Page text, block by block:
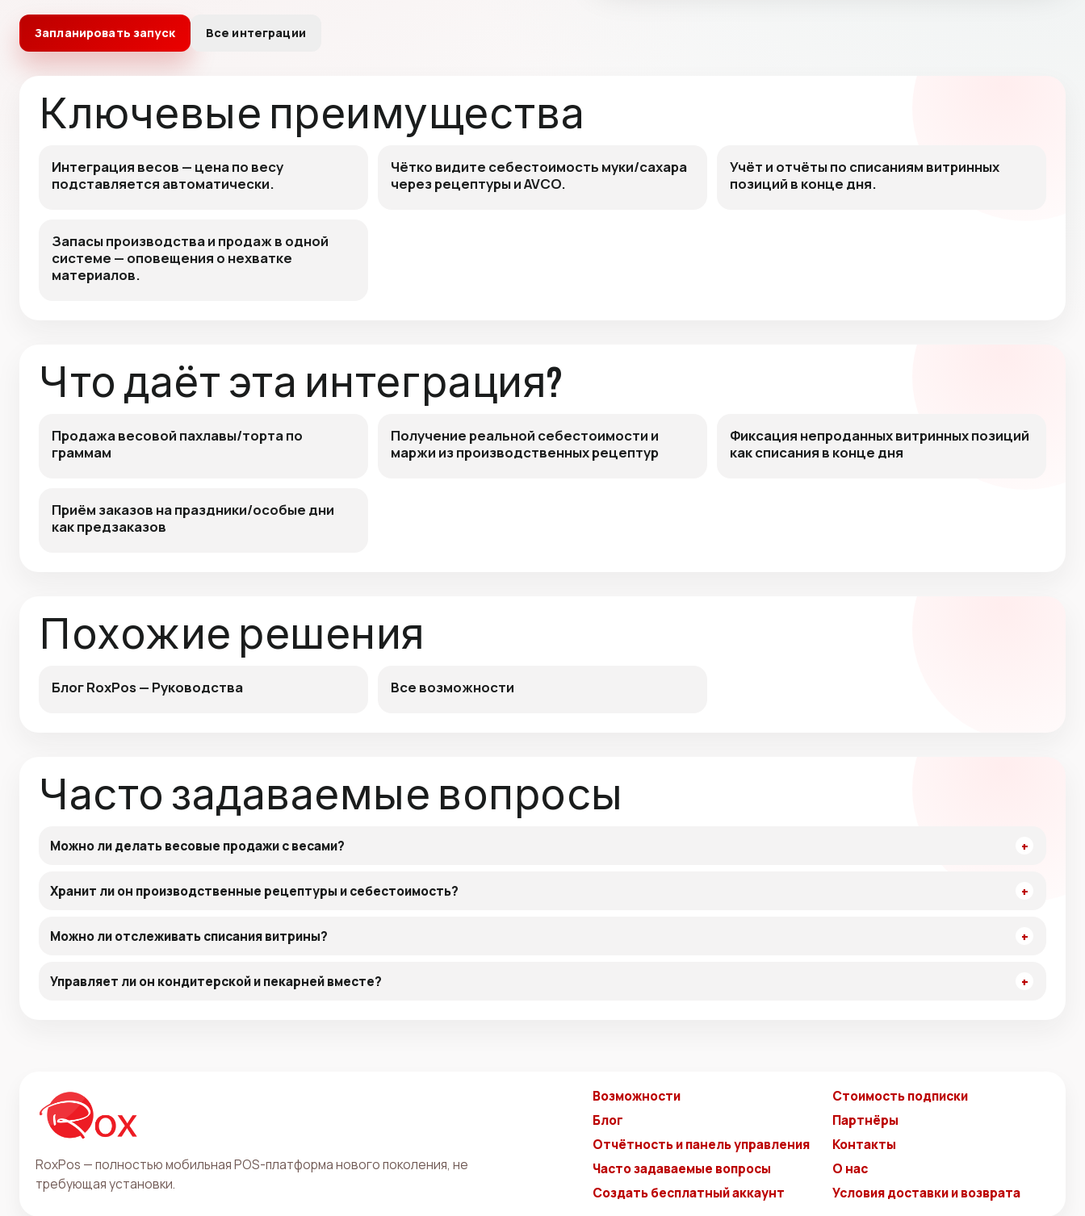
Запланировать запуск Все интеграции
Ключевые преимущества
Интеграция весов — цена по весу
подставляется автоматически.
Чётко видите себестоимость муки/сахара
через рецептуры и AVCO.
Учёт и отчёты по списаниям витринных
позиций в конце дня.
Запасы производства и продаж в одной
системе — оповещения о нехватке
материалов.
Что даёт эта интеграция?
Продажа весовой пахлавы/торта по
граммам
Получение реальной себестоимости и
маржи из производственных рецептур
Фиксация непроданных витринных позиций
как списания в конце дня
Приём заказов на праздники/особые дни
как предзаказов
Похожие решения
Блог RoxPos — Руководства Все возможности
Часто задаваемые вопросы
Можно ли делать весовые продажи с весами?
Хранит ли он производственные рецептуры и себестоимость?
Можно ли отслеживать списания витрины?
Управляет ли он кондитерской и пекарней вместе?
RoxPos — полностью мобильная POS-платформа нового поколения, не
требующая установки.
Возможности
Блог
Отчётность и панель управления
Часто задаваемые вопросы
Создать бесплатный аккаунт
Стоимость подписки
Партнёры
Контакты
О нас
Условия доставки и возврата